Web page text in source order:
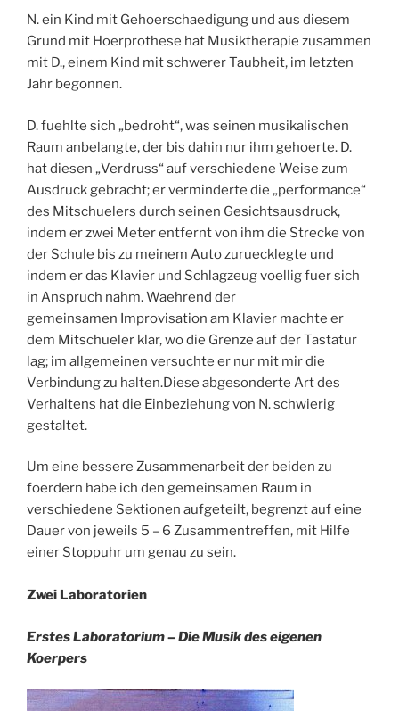
N. ein Kind mit Gehoerschaedigung und aus diesem
Grund mit Hoerprothese hat Musiktherapie zusammen
mit D., einem Kind mit schwerer Taubheit, im letzten
Jahr begonnen.
D. fuehlte sich „bedroht“, was seinen musikalischen
Raum anbelangte, der bis dahin nur ihm gehoerte. D.
hat diesen „Verdruss“ auf verschiedene Weise zum
Ausdruck gebracht; er verminderte die „performance“
des Mitschuelers durch seinen Gesichtsausdruck,
indem er zwei Meter entfernt von ihm die Strecke von
der Schule bis zu meinem Auto zuruecklegte und
indem er das Klavier und Schlagzeug voellig fuer sich
in Anspruch nahm. Waehrend der
gemeinsamen Improvisation am Klavier machte er
dem Mitschueler klar, wo die Grenze auf der Tastatur
lag; im allgemeinen versuchte er nur mit mir die
Verbindung zu halten.Diese abgesonderte Art des
Verhaltens hat die Einbeziehung von N. schwierig
gestaltet.
Um eine bessere Zusammenarbeit der beiden zu
foerdern habe ich den gemeinsamen Raum in
verschiedene Sektionen aufgeteilt, begrenzt auf eine
Dauer von jeweils 5 – 6 Zusammentreffen, mit Hilfe
einer Stoppuhr um genau zu sein.
Zwei Laboratorien
Erstes Laboratorium – Die Musik des eigenen
Koerpers